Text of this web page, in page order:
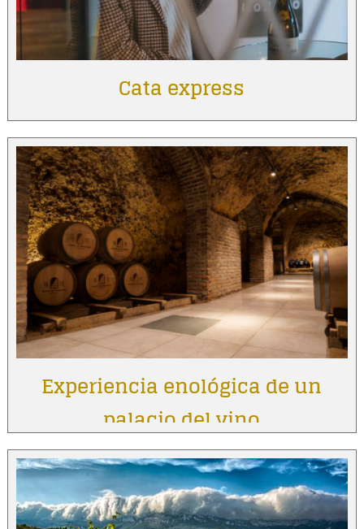
Cata express
Experiencia enológica de un
palacio del vino